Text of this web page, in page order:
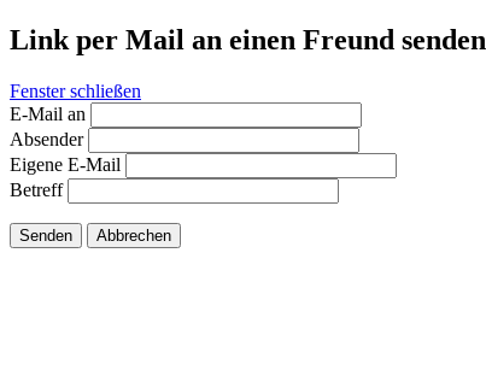
Link per Mail an einen Freund senden
Fenster schließen
E-Mail an
Absender
Eigene E-Mail
Betreff
Senden Abbrechen